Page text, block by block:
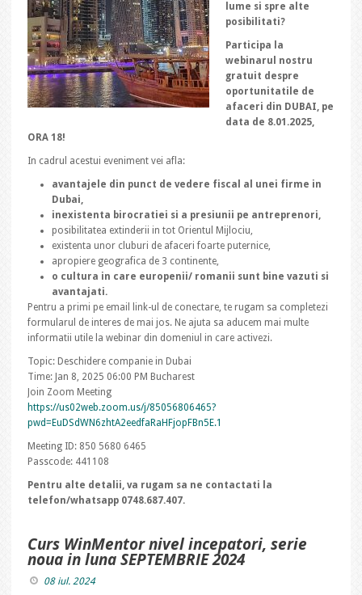
lume si spre alte
posibilitati?
Participa la
webinarul nostru
gratuit despre
oportunitatile de
afaceri din DUBAI, pe
data de 8.01.2025,
ORA 18!
In cadrul acestui eveniment vei afla:
avantajele din punct de vedere fiscal al unei firme in
Dubai,
inexistenta birocratiei si a presiunii pe antreprenori,
posibilitatea extinderii in tot Orientul Mijlociu,
existenta unor cluburi de afaceri foarte puternice,
apropiere geografica de 3 continente,
o cultura in care europenii/ romanii sunt bine vazuti si
avantajati.
Pentru a primi pe email link-ul de conectare, te rugam sa completezi
formularul de interes de mai jos. Ne ajuta sa aducem mai multe
informatii utile la webinar din domeniul in care activezi.
Topic: Deschidere companie in Dubai
Time: Jan 8, 2025 06:00 PM Bucharest
Join Zoom Meeting
https://us02web.zoom.us/j/85056806465?
pwd=EuDSdWN6zhtA2eedfaRaHFjopFBn5E.1
Meeting ID: 850 5680 6465
Passcode: 441108
Pentru alte detalii, va rugam sa ne contactati la
telefon/whatsapp 0748.687.407.
Curs WinMentor nivel incepatori, serie
noua in luna SEPTEMBRIE 2024
08 iul. 2024